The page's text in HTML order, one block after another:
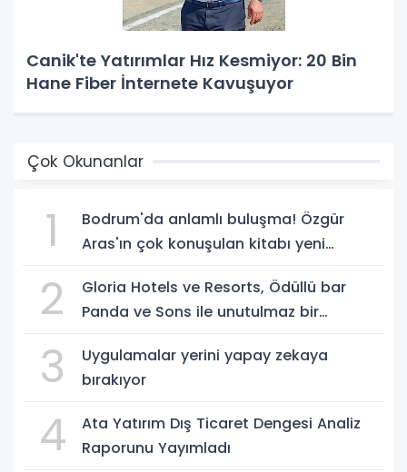
Canik'te Yatırımlar Hız Kesmiyor: 20 Bin
Hane Fiber İnternete Kavuşuyor
Çok Okunanlar
1
Bodrum'da anlamlı buluşma! Özgür
Aras'ın çok konuşulan kitabı yeni
Bodrum'da kutladı
2
Gloria Hotels ve Resorts, Ödüllü bar
Panda ve Sons ile unutulmaz bir
3
Uygulamalar yerini yapay zekaya
bırakıyor
4
Ata Yatırım Dış Ticaret Dengesi Analiz
Raporunu Yayımladı